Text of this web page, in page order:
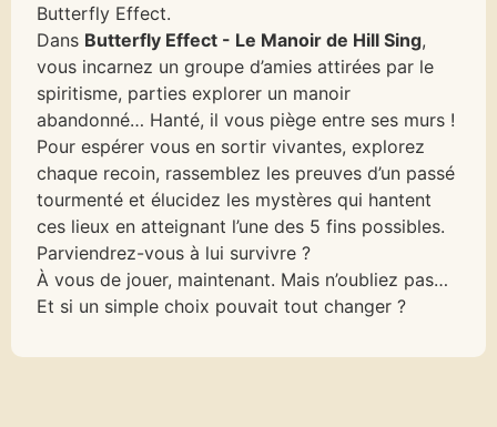
Butterfly Effect.
Dans Butterfly Effect - Le Manoir de Hill Sing,
vous incarnez un groupe d’amies attirées par le
spiritisme, parties explorer un manoir
abandonné… Hanté, il vous piège entre ses murs !
Pour espérer vous en sortir vivantes, explorez
chaque recoin, rassemblez les preuves d’un passé
tourmenté et élucidez les mystères qui hantent
ces lieux en atteignant l’une des 5 fins possibles.
Parviendrez-vous à lui survivre ?
À vous de jouer, maintenant. Mais n’oubliez pas…
Et si un simple choix pouvait tout changer ?